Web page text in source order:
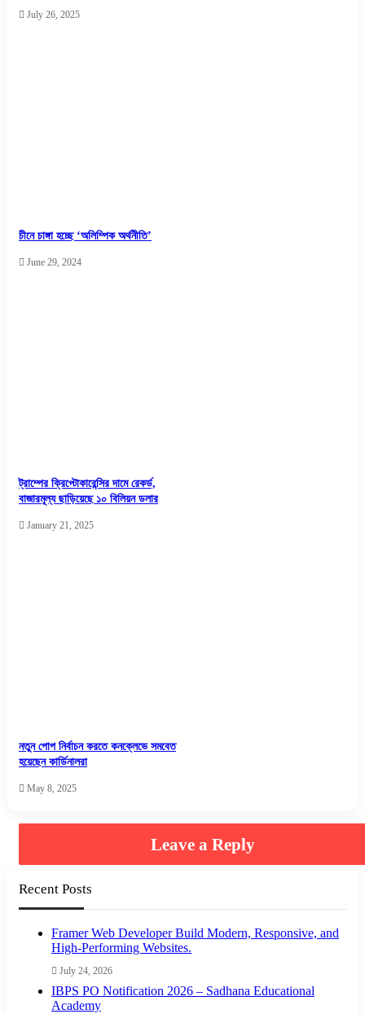
July 26, 2025
চীনে চাঙ্গা হচ্ছে ‘অলিম্পিক অর্থনীতি’
June 29, 2024
ট্রাম্পের ক্রিপ্টোকারেন্সির দামে রেকর্ড,
বাজারমূল্য ছাড়িয়েছে ১০ বিলিয়ন ডলার
January 21, 2025
নতুন পোপ নির্বাচন করতে কনক্লেভে সমবেত
হয়েছেন কার্ডিনালরা
May 8, 2025
Leave a Reply
Recent Posts
Framer Web Developer Build Modern, Responsive, and
High-Performing Websites.
July 24, 2026
IBPS PO Notification 2026 – Sadhana Educational
Academy